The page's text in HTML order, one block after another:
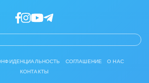
спорт, шоу-бизнес
СОГЛАШЕНИЕ
О НАС
КОНТАКТЫ